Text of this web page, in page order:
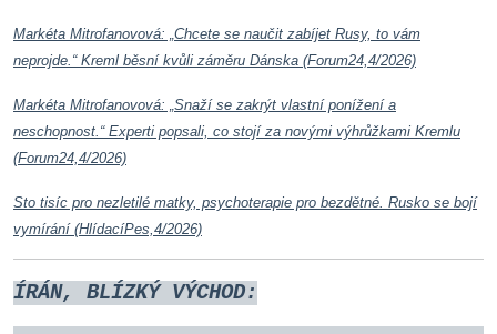
Markéta Mitrofanovová: „Chcete se naučit zabíjet Rusy, to vám
neprojde.“ Kreml běsní kvůli záměru Dánska (Forum24,4/2026)
Markéta Mitrofanovová: „Snaží se zakrýt vlastní ponížení a
neschopnost.“ Experti popsali, co stojí za novými výhrůžkami Kremlu
(Forum24,4/2026)
Sto tisíc pro nezletilé matky, psychoterapie pro bezdětné. Rusko se bojí
vymírání (HlídacíPes,4/2026)
ÍRÁN, BLÍZKÝ VÝCHOD: